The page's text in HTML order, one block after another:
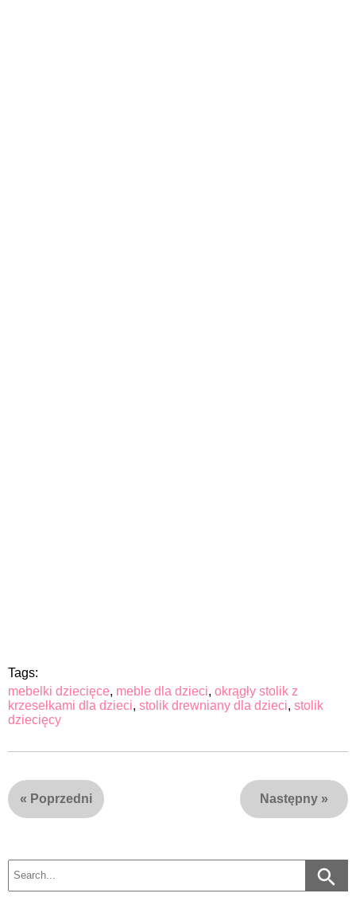
Tags:
mebelki dziecięce, meble dla dzieci, okrągły stolik z
krzesełkami dla dzieci, stolik drewniany dla dzieci, stolik
dziecięcy
« Poprzedni Następny »